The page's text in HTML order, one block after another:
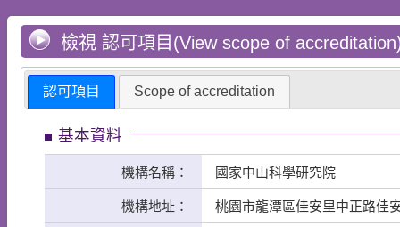
檢視 認可項目(View scope of
認可項目 Scope of accreditation
基本資料
機構名稱： 國家中山科學研究院
機構地址： 桃園市龍潭區佳安里中正路佳